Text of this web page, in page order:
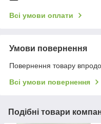
Всі умови оплати
Умови повернення
Повернення товару
Всі умови повернення
Подібні товари